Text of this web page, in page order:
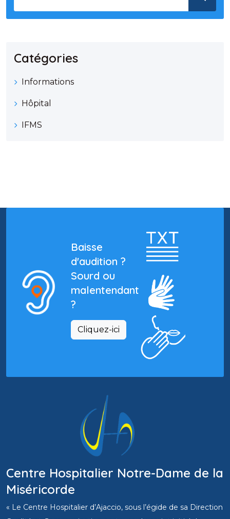
Catégories
Informations
Hôpital
IFMS
Baisse
d'audition ?
Sourd ou
malentendant
?
Cliquez-ici
Centre Hospitalier Notre-Dame de la
Miséricorde
« Le Centre Hospitalier d’Ajaccio, sous l’égide de sa Direction